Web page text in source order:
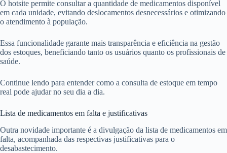
O hotsite permite consultar a quantidade de medicamentos disponível
em cada unidade, evitando deslocamentos desnecessários e otimizando
o atendimento à população.
Essa funcionalidade garante mais transparência e eficiência na gestão
dos estoques, beneficiando tanto os usuários quanto os profissionais de
saúde.
Continue lendo para entender como a consulta de estoque em tempo
real pode ajudar no seu dia a dia.
Lista de medicamentos em falta e justificativas
Outra novidade importante é a divulgação da lista de medicamentos em
falta, acompanhada das respectivas justificativas para o
desabastecimento.